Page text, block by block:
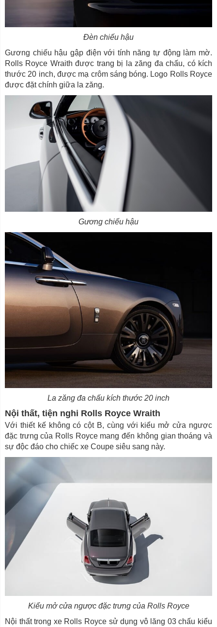
Đèn chiếu hậu
Gương chiếu hậu gập điện với tính năng tự động làm mờ.
Rolls Royce Wraith được trang bị la zăng đa chấu, có kích
thước 20 inch, được mạ crôm sáng bóng. Logo Rolls Royce
được đặt chính giữa la zăng.
Gương chiếu hậu
La zăng đa chấu kích thước 20 inch
Nội thất, tiện nghi Rolls Royce Wraith
Với thiết kế không có cột B, cùng với kiểu mở cửa ngược
đặc trưng của Rolls Royce mang đến không gian thoáng và
sự độc đáo cho chiếc xe Coupe siêu sang này.
Kiểu mở cửa ngược đặc trưng của Rolls Royce
Nội thất trong xe Rolls Royce sử dụng vô lăng 03 chấu kiểu